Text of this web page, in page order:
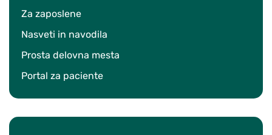
Za zaposlene
Nasveti in navodila
Prosta delovna mesta
Portal za paciente